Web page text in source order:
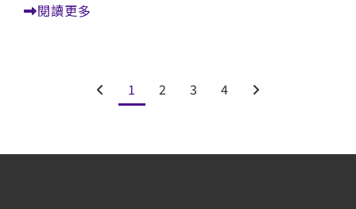
閱讀更多
1 2 3 4